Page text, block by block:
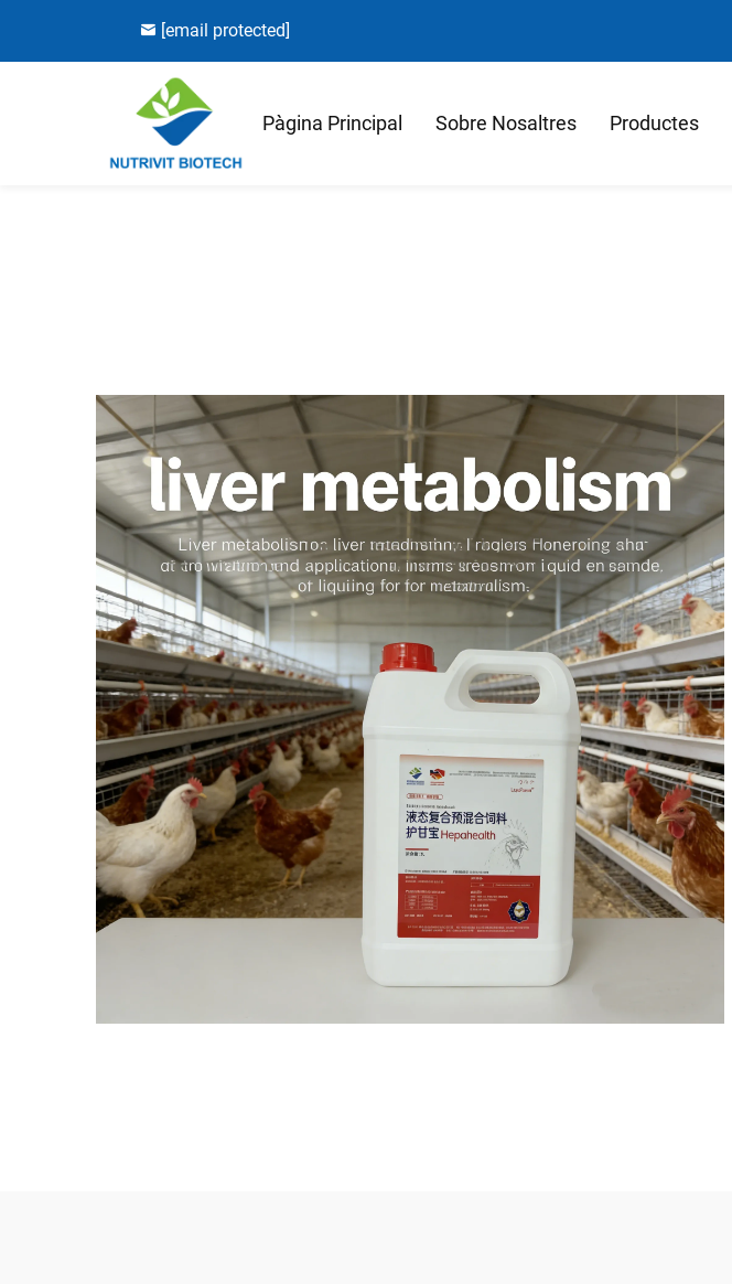
[email protected]
Pàgina Principal Sobre Nosaltres Productes